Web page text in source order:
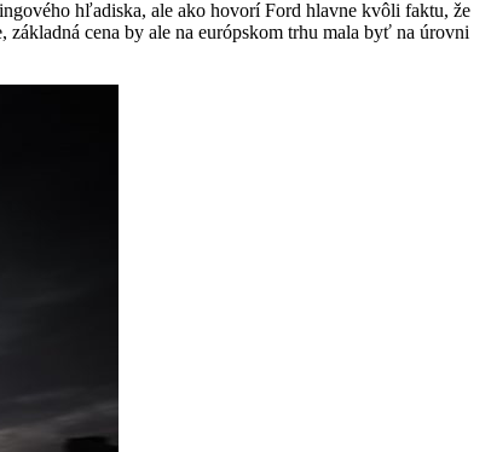
hľadiska, ale ako hovorí Ford hlavne kvôli faktu, že
základná cena by ale na európskom trhu mala byť na úrovni